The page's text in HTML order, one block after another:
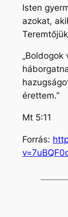
Isten
azokat,
érettem.”
Mt 5:11
Forrás: